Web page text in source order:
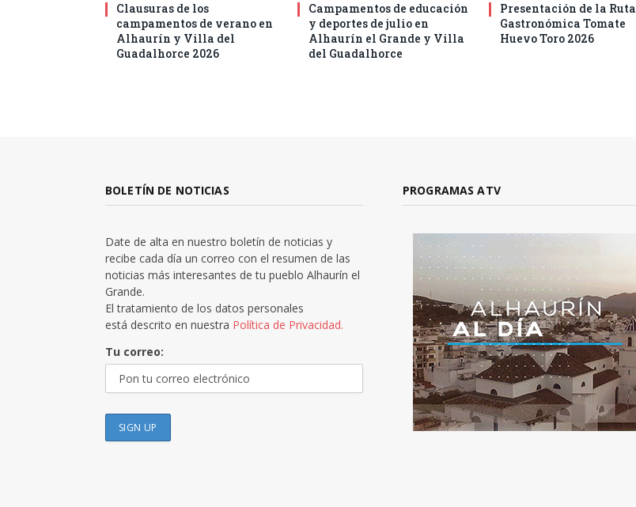
Clausuras de los
campamentos de verano en
Alhaurín y Villa del
Guadalhorce 2026
Campamentos de educación
y deportes de julio en
Alhaurín el Grande y Villa
del Guadalhorce
Presentación de la Ruta
Gastronómica Tomate
Huevo Toro 2026
BOLETÍN DE NOTICIAS
Date de alta en nuestro boletín de noticias y
recibe cada día un correo con el resumen de las
noticias más interesantes de tu pueblo Alhaurín el
Grande.
El tratamiento de los datos personales
está descrito en nuestra Política de Privacidad.
Tu correo:
PROGRAMAS ATV